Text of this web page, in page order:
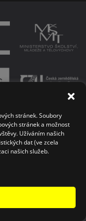
stránek. Soubory
stránek a možnost
Užíváním našich
dat (ve zcela
našich služeb.
OSOBNÍCH ÚDAJŮ